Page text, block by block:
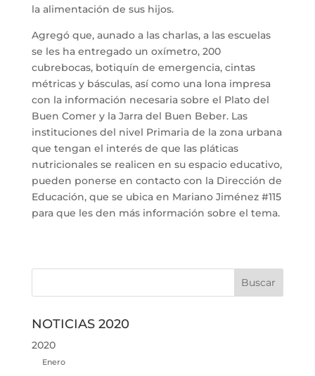
la alimentación de sus hijos.
Agregó que, aunado a las charlas, a las escuelas
se les ha entregado un oxímetro, 200
cubrebocas, botiquín de emergencia, cintas
métricas y básculas, así como una lona impresa
con la información necesaria sobre el Plato del
Buen Comer y la Jarra del Buen Beber. Las
instituciones del nivel Primaria de la zona urbana
que tengan el interés de que las pláticas
nutricionales se realicen en su espacio educativo,
pueden ponerse en contacto con la Dirección de
Educación, que se ubica en Mariano Jiménez #115
para que les den más información sobre el tema.
NOTICIAS 2020
2020
Enero